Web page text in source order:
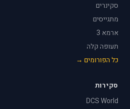
סקינרים
מתגייסים
ארמא 3
תעופה קלה
כל הפורומים →
סקירות
DCS World